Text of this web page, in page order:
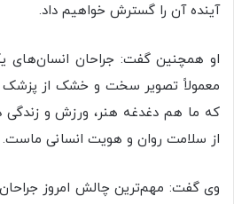
آینده آن را گسترش خواهیم داد.
او همچنین گفت: جراحان انسان‌های
معمولاً تصویر سخت و خشک از پزشک و
که ما هم دغدغه‌ هنر، ورزش و زندگی
از سلامت روان و هویت انسانی ماست.
وی گفت: مهم‌ترین چالش امروز